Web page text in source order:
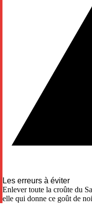
Les erreurs à éviter
Enlever toute la croûte du
elle qui donne ce goût de